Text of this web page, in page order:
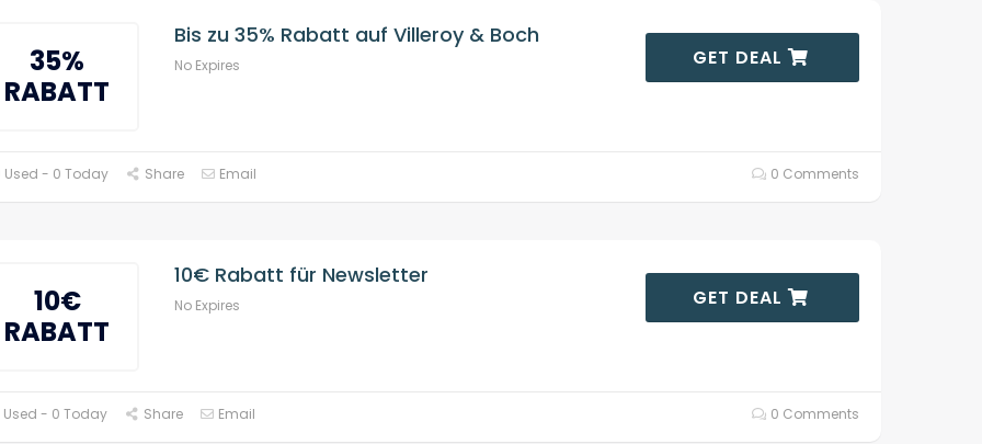
35%
RABATT
Bis zu 35% Rabatt auf Villeroy & Boch
No Expires GET DEAL
Used - 0 Today Share Email 0 Comments
10€
RABATT
10€ Rabatt für Newsletter
No Expires GET DEAL
- 0 Today Share Email 0 Comments